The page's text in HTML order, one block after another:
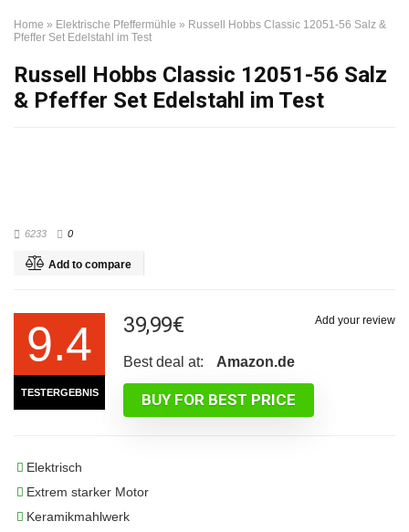
Home » Elektrische Pfeffermühle » Russell Hobbs Classic 12051-56 Salz &
Pfeffer Set Edelstahl im Test
Russell Hobbs Classic 12051-56 Salz
& Pfeffer Set Edelstahl im Test
6233 0
Add to compare
Add your review
9.4
TESTERGEBNIS
39,99€
Best deal at: Amazon.de
BUY FOR BEST PRICE
Elektrisch
Extrem starker Motor
Keramikmahlwerk